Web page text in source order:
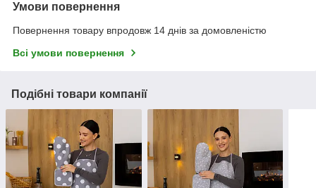
Умови повернення
Повернення товару впродовж 14 днів за домовленістю
Всі умови повернення
Подібні товари компанії